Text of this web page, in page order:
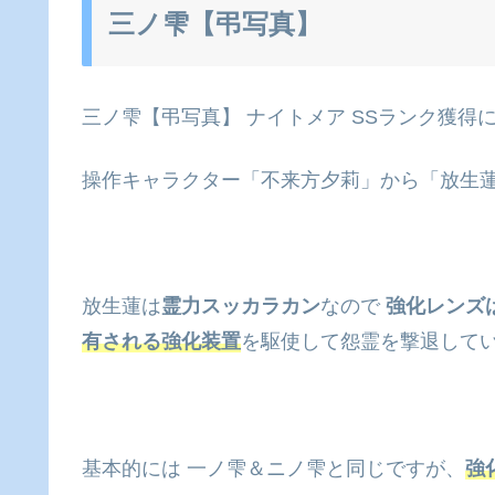
三ノ雫【弔写真】
三ノ雫【弔写真】 ナイトメア SSランク獲得
操作キャラクター「不来方夕莉」から「放生
放生蓮は霊力スッカラカンなので 強化レンズ
有される強化装置を駆使して怨霊を撃退して
基本的には 一ノ雫＆ニノ雫と同じですが、 強